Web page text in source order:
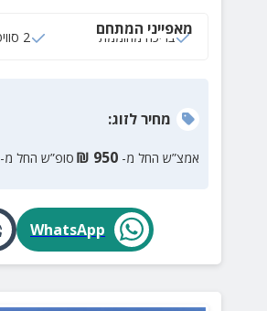
מאפייני המתחם
בריכה מחוממת 2 סוויטות
מחירלזוג:
אמצ”ש החל מ- 950
₪ סופ”ש החל מ-
WhatsApp